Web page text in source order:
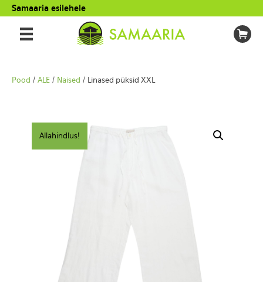
Samaaria esilehele
Pood / ALE / Naised / Linased püksid XXL
Allahindlus!